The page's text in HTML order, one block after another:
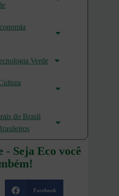
Verde
do Brasil
Seja Eco você
Facebook